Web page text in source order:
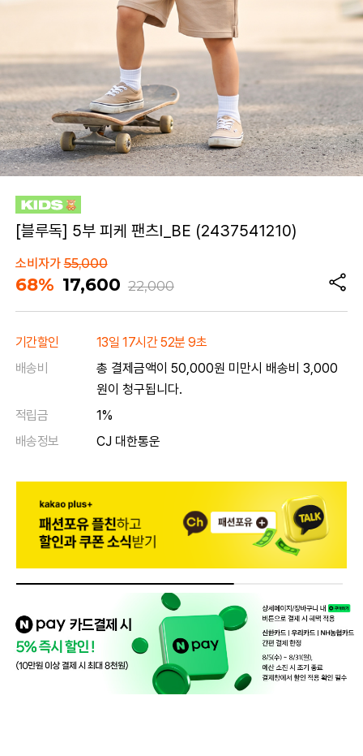
[블루독] 5부 피케 팬츠I_BE (2437541210)
소비자가55,000
68% 17,600 22,000
기간할인
13일 17시간 52분 9초
배송비
총 결제금액이 50,000원 미만시 배송비 3,000
원이 청구됩니다.
적립금
1%
배송정보
CJ 대한통운